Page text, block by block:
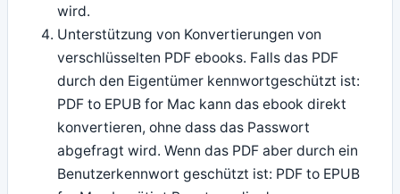
wird.
Unterstützung von Konvertierungen von
verschlüsselten PDF ebooks. Falls das PDF
durch den Eigentümer kennwortgeschützt ist:
PDF to EPUB for Mac kann das ebook direkt
konvertieren, ohne dass das Passwort
abgefragt wird. Wenn das PDF aber durch ein
Benutzerkennwort geschützt ist: PDF to EPUB